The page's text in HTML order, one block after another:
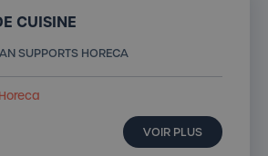
CUISINE
SUPPORTS HORECA
VOIR PLUS